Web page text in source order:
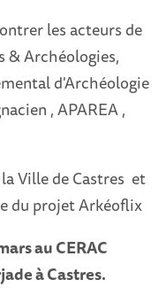
les acteurs de
& Archéologies,
d'Archéologie
, APAREA ,
Ville de Castres et
du projet Arkéoflix
au CERAC
à Castres.